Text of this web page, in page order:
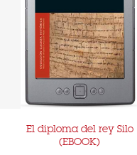
El diploma del rey Silo
(EBOOK)